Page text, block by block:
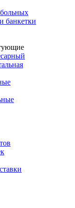
банкетки